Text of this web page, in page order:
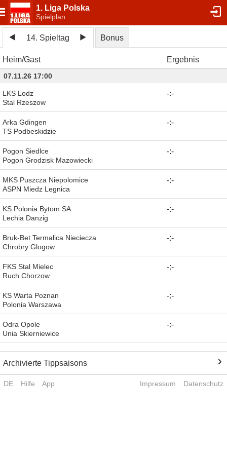
1. Liga Polska
Spielplan
14. Spieltag Bonus
Heim Gast Ergebnis
07.11.26 17:00
LKS Lodz
Stal Rzeszow
-:-
Arka Gdingen
TS Podbeskidzie
-:-
Pogon Siedlce
Pogon Grodzisk Mazowiecki
-:-
MKS Puszcza Niepolomice
ASPN Miedz Legnica
-:-
KS Polonia Bytom SA
Lechia Danzig
-:-
Bruk-Bet Termalica Nieciecza
Chrobry Glogow
-:-
FKS Stal Mielec
Ruch Chorzow
-:-
KS Warta Poznan
Polonia Warszawa
-:-
Odra Opole
Unia Skierniewice
-:-
Archivierte Tippsaisons
DE Hilfe App Impressum Datenschutz